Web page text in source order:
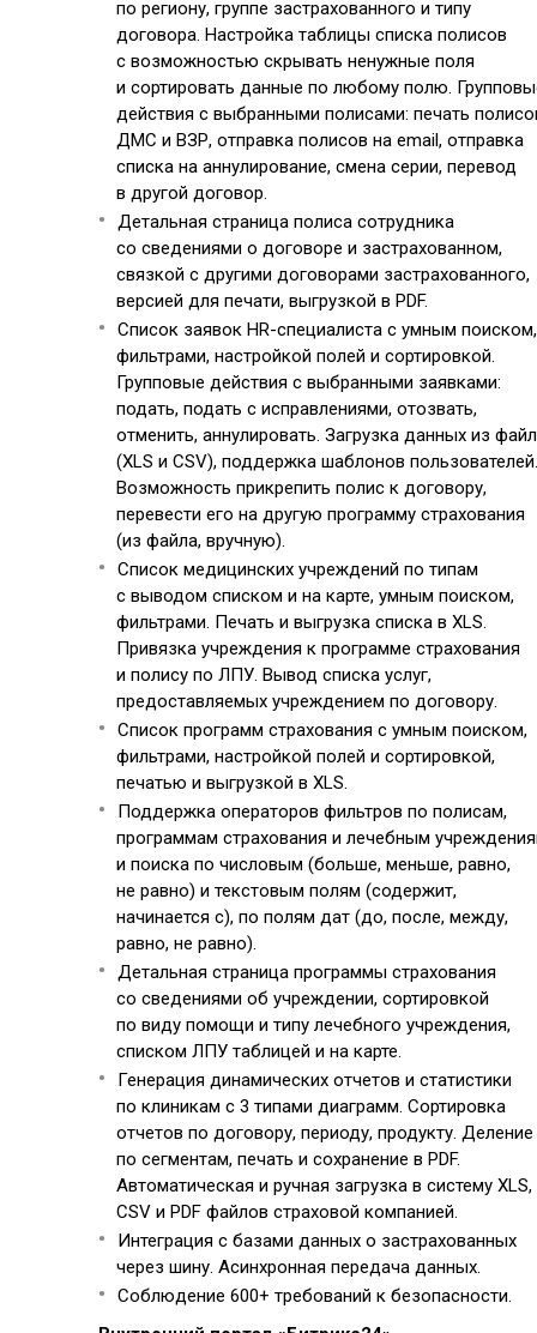
по региону, группе застрахованного и типу
договора. Настройка таблицы списка полисов
с возможностью скрывать ненужные поля
и сортировать данные по любому полю.
действия с выбранными полисами: печать
ДМС и ВЗР, отправка полисов на email, отправка
списка на аннулирование, смена серии, перевод
в другой договор.
Детальная страница полиса сотрудника
со сведениями о договоре и застрахованном,
связкой с другими договорами застрахованного,
версией для печати, выгрузкой в PDF.
Список заявок HR-специалиста с умным поиском,
фильтрами, настройкой полей и сортировкой.
Групповые действия с выбранными заявками:
подать, подать с исправлениями, отозвать,
отменить, аннулировать. Загрузка данных из
(XLS и CSV), поддержка шаблонов пользователей.
Возможность прикрепить полис к договору,
перевести его на другую программу страхования
(из файла, вручную).
Список медицинских учреждений по типам
с выводом списком и на карте, умным поиском,
фильтрами. Печать и выгрузка списка в XLS.
Привязка учреждения к программе страхования
и полису по ЛПУ. Вывод списка услуг,
предоставляемых учреждением по договору.
Список программ страхования с умным поиском,
фильтрами, настройкой полей и сортировкой,
печатью и выгрузкой в XLS.
Поддержка операторов фильтров по полисам,
программам страхования и лечебным
и поиска по числовым (больше, меньше, равно,
не равно) и текстовым полям (содержит,
начинается с), по полям дат (до, после, между,
равно, не равно).
Детальная страница программы страхования
со сведениями об учреждении, сортировкой
по виду помощи и типу лечебного учреждения,
списком ЛПУ таблицей и на карте.
Генерация динамических отчетов и статистики
по клиникам с 3 типами диаграмм. Сортировка
отчетов по договору, периоду, продукту. Деление
по сегментам, печать и сохранение в PDF.
Автоматическая и ручная загрузка в систему XLS,
CSV и PDF файлов страховой компанией.
Интеграция с базами данных о застрахованных
через шину. Асинхронная передача данных.
Соблюдение 600+ требований к безопасности.